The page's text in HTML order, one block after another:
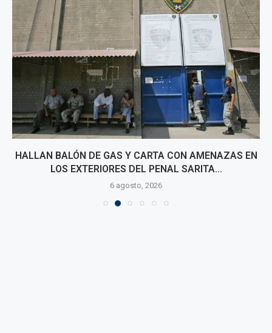
HALLAN BALÓN DE GAS Y CARTA CON AMENAZAS EN
LOS EXTERIORES DEL PENAL SARITA...
6 agosto, 2026